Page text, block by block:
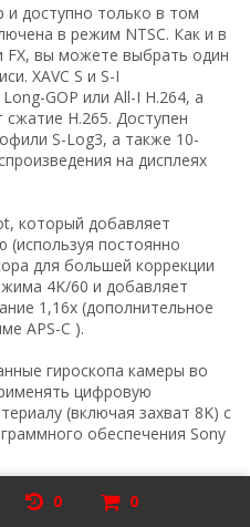
и доступно только в том
в режим NTSC. Как и в
FX, вы можете выбрать один
XAVC S и S-I
GOP или All-I H.264, а
сжатие H.265. Доступен
S-Log3, а также 10-
на дисплеях
который добавляет
(используя постоянно
для большей коррекции
4K/60 и добавляет
1,16x (дополнительное
APS-С ).
гироскопа камеры во
цифровую
(включая захват 8K) с
обеспечения Sony
функции видео,
камерах Sony, в том числе
0 0